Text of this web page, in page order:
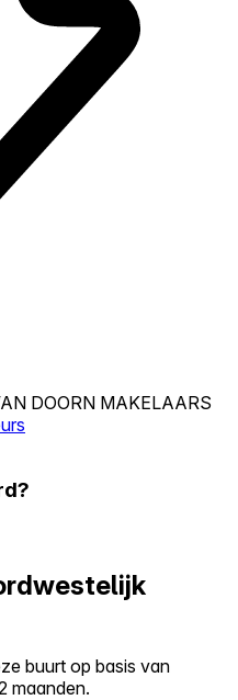
DOORN MAKELAARS
buurt op basis van
maanden.